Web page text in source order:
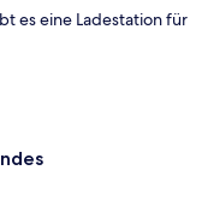
es eine Ladestation für